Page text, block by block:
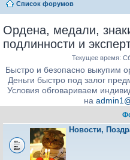
Список форумов
Ордена, медали,
подлинности и
Текущее время:
Быстро и безопасно выкупим
Деньги быстро под залог
Условия обговариваем
на
Новости,